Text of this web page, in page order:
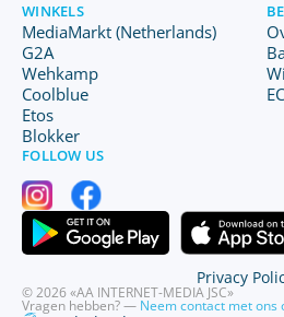
WINKELS
MediaMarkt (Netherlands)
G2A
Wehkamp
Coolblue
Etos
Blokker
FOLLOW US
© 2026 «AA INTERNET-MEDIA JSC»
Vragen hebben? — Neem contact met ons
Privacy